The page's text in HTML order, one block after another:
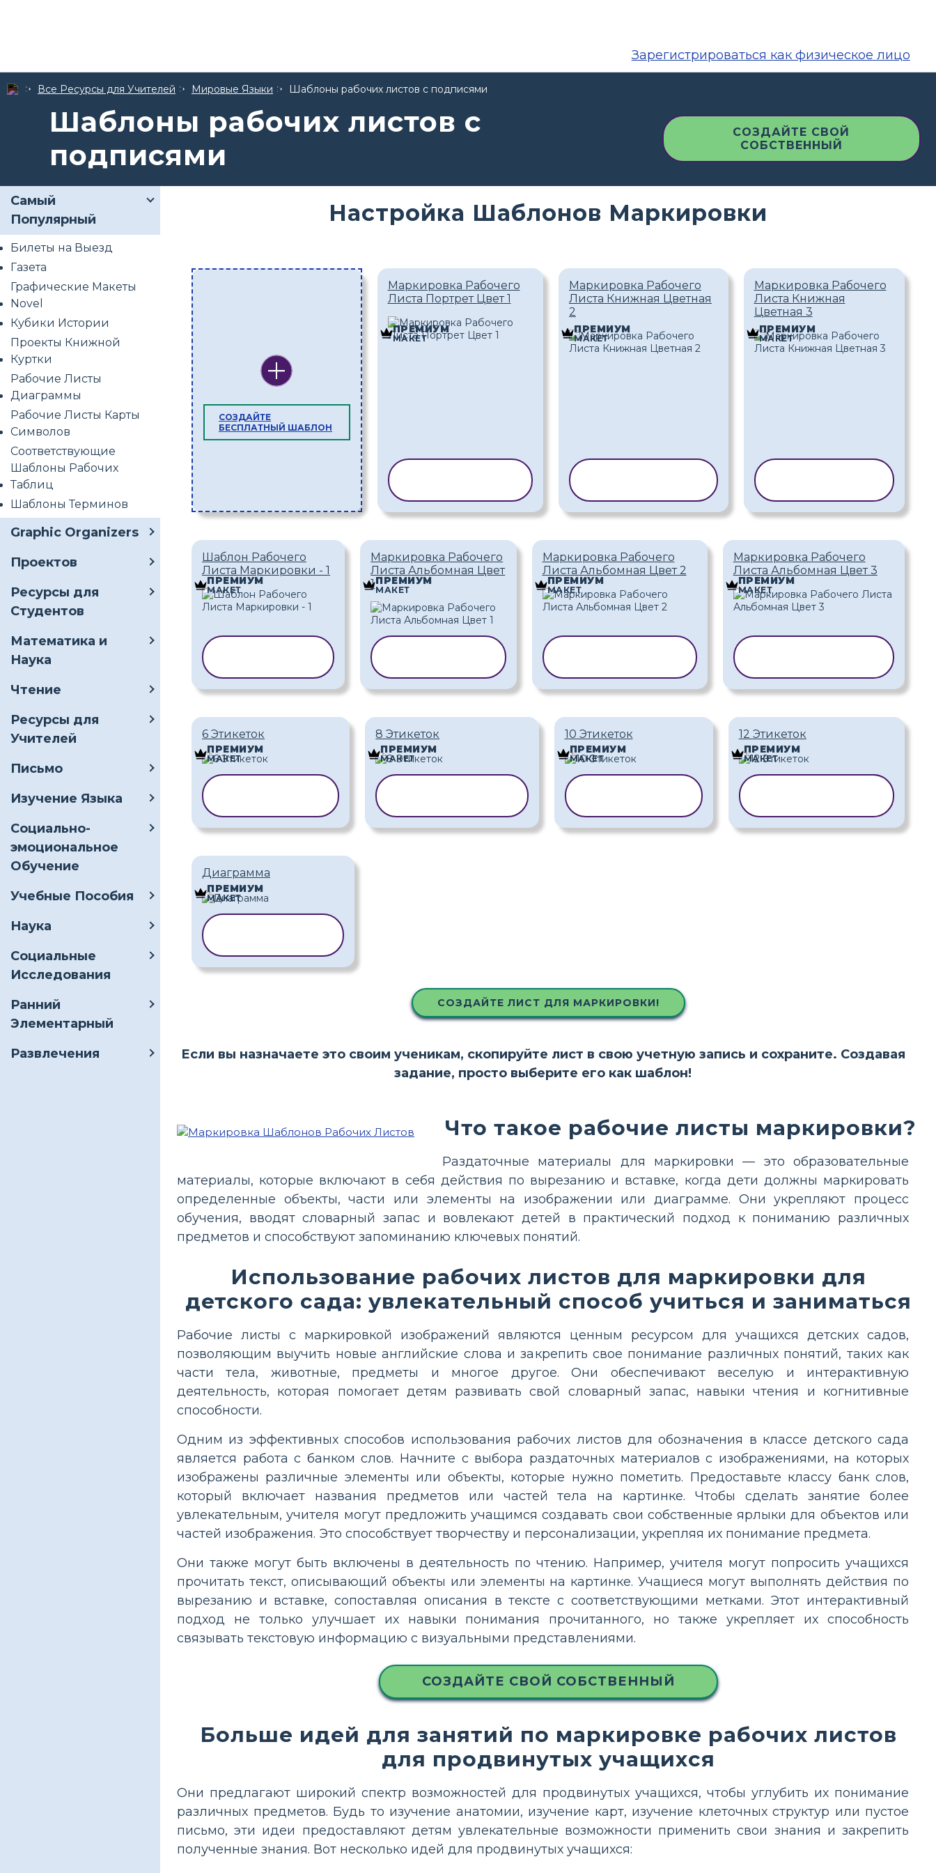
Зарегистрироваться как физическое лицо
Все Ресурсы для Учителей Мировые Языки Шаблоны рабочих листов с подписями
Шаблоны рабочих листов с
подписями
СОЗДАЙТЕ СВОЙ
СОБСТВЕННЫЙ
Самый
Популярный
Билеты на Выезд
Газета
Графические Макеты
Novel
Кубики Истории
Проекты Книжной
Куртки
Рабочие Листы
Диаграммы
Рабочие Листы Карты
Символов
Соответствующие
Шаблоны Рабочих
Таблиц
Шаблоны Терминов
Graphic Organizers
Проектов
Ресурсы для
Студентов
Математика и
Наука
Чтение
Ресурсы для
Учителей
Письмо
Изучение Языка
Социально-
эмоциональное
Обучение
Учебные Пособия
Наука
Социальные
Исследования
Ранний
Элементарный
Развлечения
Настройка Шаблонов Маркировки
СОЗДАЙТЕ
БЕСПЛАТНЫЙ ШАБЛОН
Маркировка Рабочего
Листа Портрет Цвет 1
ПРЕМИУМ
МАКЕТ
Маркировка Рабочего
Листа Книжная Цветная
2
ПРЕМИУМ
МАКЕТ
Маркировка Рабочего
Листа Книжная
Цветная 3
ПРЕМИУМ
МАКЕТ
Шаблон Рабочего
Листа Маркировки - 1
ПРЕМИУМ
МАКЕТ
Маркировка Рабочего
Листа Альбомная Цвет
1ПРЕМИУМ
МАКЕТ
Маркировка Рабочего
Листа Альбомная Цвет 2
ПРЕМИУМ
МАКЕТ
Маркировка Рабочего
Листа Альбомная Цвет 3
ПРЕМИУМ
МАКЕТ
6 Этикеток
ПРЕМИУМ
МАКЕТ
8 Этикеток
ПРЕМИУМ
МАКЕТ
10 Этикеток
ПРЕМИУМ
МАКЕТ
12 Этикеток
ПРЕМИУМ
МАКЕТ
Диаграмма
ПРЕМИУМ
МАКЕТ
СОЗДАЙТЕ ЛИСТ ДЛЯ МАРКИРОВКИ!
Если вы назначаете это своим ученикам, скопируйте лист в свою учетную запись и сохраните. Создавая
задание, просто выберите его как шаблон!
Что такое рабочие листы маркировки?
Раздаточные материалы для маркировки — это образовательные
материалы, которые включают в себя действия по вырезанию и вставке, когда дети должны маркировать
определенные объекты, части или элементы на изображении или диаграмме. Они укрепляют процесс
обучения, вводят словарный запас и вовлекают детей в практический подход к пониманию различных
предметов и способствуют запоминанию ключевых понятий.
Использование рабочих листов для маркировки для
детского сада: увлекательный способ учиться и заниматься
Рабочие листы с маркировкой изображений являются ценным ресурсом для учащихся детских садов,
позволяющим выучить новые английские слова и закрепить свое понимание различных понятий, таких как
части тела, животные, предметы и многое другое. Они обеспечивают веселую и интерактивную
деятельность, которая помогает детям развивать свой словарный запас, навыки чтения и когнитивные
способности.
Одним из эффективных способов использования рабочих листов для обозначения в классе детского сада
является работа с банком слов. Начните с выбора раздаточных материалов с изображениями, на которых
изображены различные элементы или объекты, которые нужно пометить. Предоставьте классу банк слов,
который включает названия предметов или частей тела на картинке. Чтобы сделать занятие более
увлекательным, учителя могут предложить учащимся создавать свои собственные ярлыки для объектов или
частей изображения. Это способствует творчеству и персонализации, укрепляя их понимание предмета.
Они также могут быть включены в деятельность по чтению. Например, учителя могут попросить учащихся
прочитать текст, описывающий объекты или элементы на картинке. Учащиеся могут выполнять действия по
вырезанию и вставке, сопоставляя описания в тексте с соответствующими метками. Этот интерактивный
подход не только улучшает их навыки понимания прочитанного, но также укрепляет их способность
связывать текстовую информацию с визуальными представлениями.
СОЗДАЙТЕ СВОЙ СОБСТВЕННЫЙ
Больше идей для занятий по маркировке рабочих листов
для продвинутых учащихся
Они предлагают широкий спектр возможностей для продвинутых учащихся, чтобы углубить их понимание
различных предметов. Будь то изучение анатомии, изучение карт, изучение клеточных структур или пустое
письмо, эти идеи предоставляют детям увлекательные возможности применить свои знания и закрепить
полученные знания. Вот несколько идей для продвинутых учащихся: